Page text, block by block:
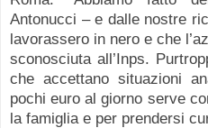
Antonucci – e dalle nostre
lavorassero in nero e che
sconosciuta all’Inps.
che accettano situazioni
pochi euro al giorno serve
la famiglia e per prendersi